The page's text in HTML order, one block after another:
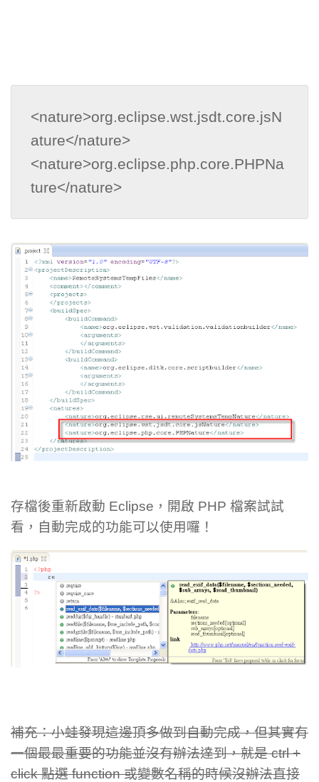
<nature>org.eclipse.wst.jsdt.core.jsN
ature</nature>
<nature>org.eclipse.php.core.PHPNa
ture</nature>
存檔後重新啟動 Eclipse，開啟 PHP 檔案試試
看，自動完成的功能可以使用囉！
補充：小蛙發現這邊頂多做到自動完成，但其實有
一個最最重要的功能並沒有辦法達到，就是 ctrl +
click 點選 function 或變數名稱的時候沒辦法直接